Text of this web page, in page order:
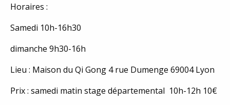
Horaires :
Samedi 10h-16h30
dimanche 9h30-16h
Lieu : Maison du Qi Gong 4 rue Dumenge 69004 Lyon
Prix : samedi matin stage départemental 10h-12h 10€